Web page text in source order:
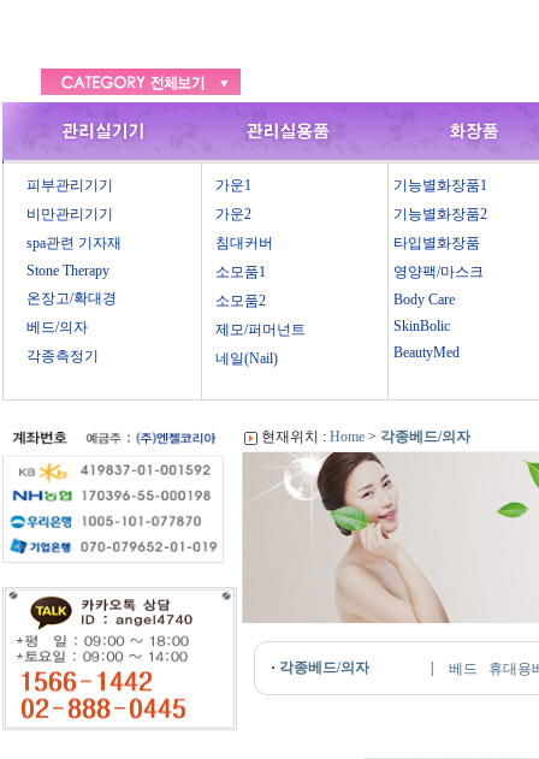
피부관리기기
비만관리기기
spa관련 기자재
Stone Therapy
온장고/확대경
베드/의자
각종측정기
가운1
가운2
침대커버
소모품1
소모품2
제모/퍼머넌트
네일(Nail)
기능별화장품1
기능별화장품2
타입별화장품
영양팩/마스크
Body Care
SkinBolic
BeautyMed
현재위치 : Home > 각종베드/의자
· 각종베드/의자 베드 휴대용